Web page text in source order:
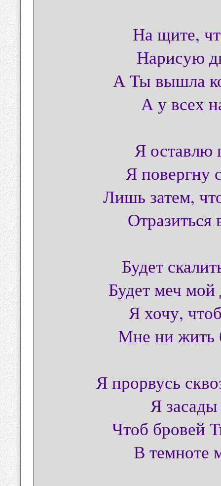
На щите,
Нарисую
А Ты вышла
А у всех
Я оставлю
Я повергну
Лишь затем,
Будет
Будет меч мой
Я хочу,
Мне ни жить
Я прорвусь
Я
Чтоб бровей
В темноте